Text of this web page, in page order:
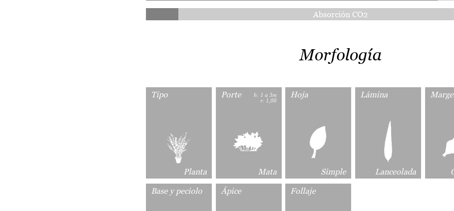
Absorción CO2
Morfología
Tipo
Planta
Porte
h: 1 a 3m
r: 1,00
Mata
Hoja
Simple
Lámina
Lanceolada
Base y peciolo Ápice Follaje